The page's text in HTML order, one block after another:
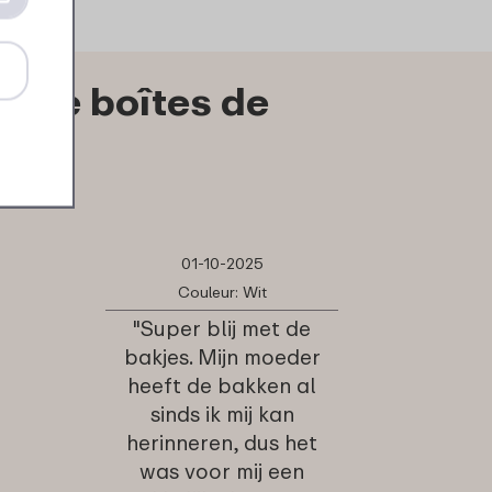
de boîtes de
01-10-2025
Couleur: Wit
"Super blij met de
bakjes. Mijn moeder
heeft de bakken al
sinds ik mij kan
herinneren, dus het
was voor mij een